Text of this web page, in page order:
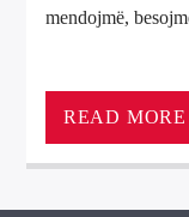
mendojmë,
READ MORE